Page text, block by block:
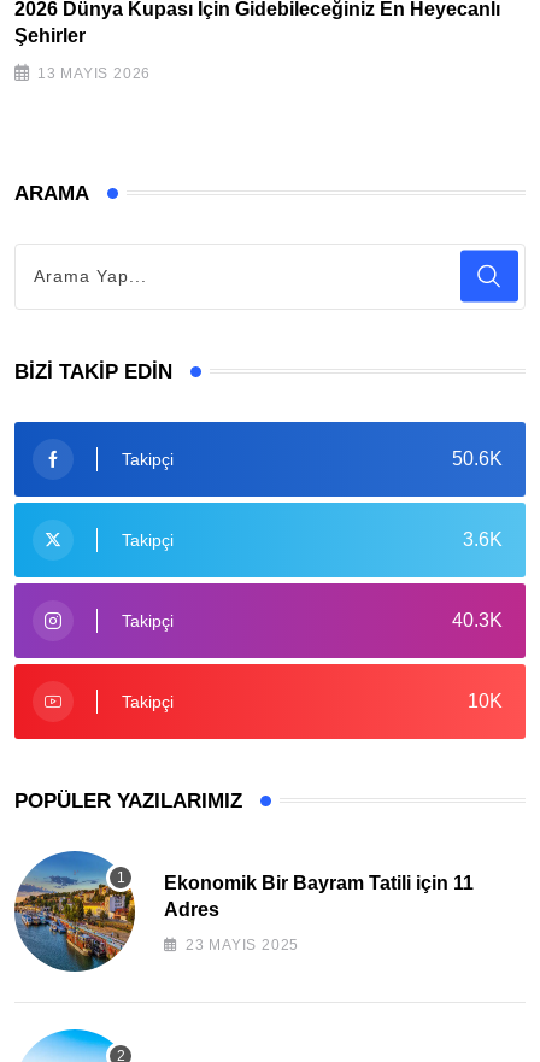
2026 Dünya Kupası İçin Gidebileceğiniz En Heyecanlı
Şehirler
13 MAYIS 2026
ARAMA
BIZI TAKIP EDIN
50.6K
Takipçi
3.6K
Takipçi
40.3K
Takipçi
10K
Takipçi
POPÜLER YAZILARIMIZ
Ekonomik Bir Bayram Tatili için 11
Adres
23 MAYIS 2025